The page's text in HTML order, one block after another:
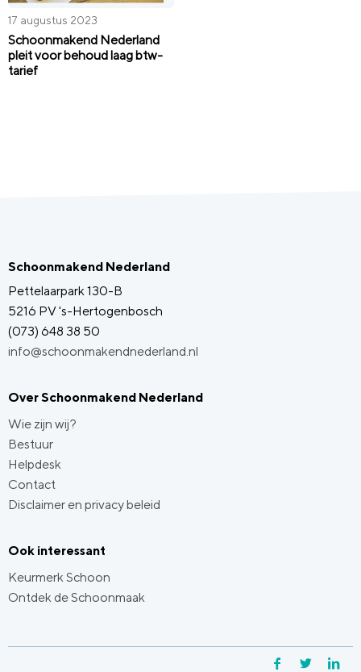
17 augustus 2023
Schoonmakend Nederland
pleit voor behoud laag btw-
tarief
Schoonmakend Nederland
Pettelaarpark 130-B
5216 PV 's-Hertogenbosch
(073) 648 38 50
info@schoonmakendnederland.nl
Over Schoonmakend Nederland
Wie zijn wij?
Bestuur
Helpdesk
Contact
Disclaimer en privacy beleid
Ook interessant
Keurmerk Schoon
Ontdek de Schoonmaak
Facebook
Twitter